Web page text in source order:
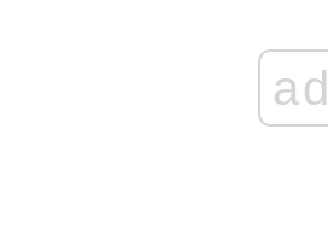
ad